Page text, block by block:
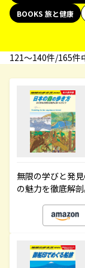
BOOKS 旅と健康
121〜140件/165件
無限の学びと発
の魅力を徹底解